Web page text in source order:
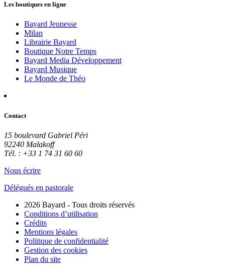
Les boutiques en ligne
Bayard Jeunesse
Milan
Librairie Bayard
Boutique Notre Temps
Bayard Media Développement
Bayard Musique
Le Monde de Théo
Contact
15 boulevard Gabriel Péri
92240 Malakoff
Tél. : +33 1 74 31 60 60
Nous écrire
Délégués en pastorale
2026 Bayard - Tous droits réservés
Conditions d’utilisation
Crédits
Mentions légales
Politique de confidentialité
Gestion des cookies
Plan du site